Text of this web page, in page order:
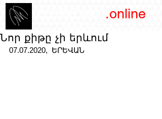
.online
Նոր քիթը չի երևում
07.07.2020,  ԵՐԵՎԱՆ